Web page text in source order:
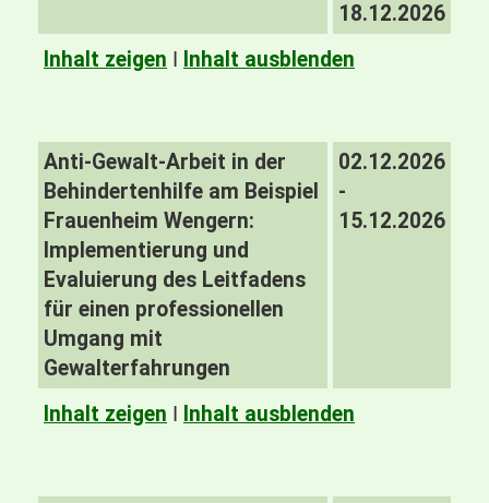
18.12.2026
Inhalt zeigen I Inhalt ausblenden
Anti-Gewalt-Arbeit in der
Behindertenhilfe am Beispiel
Frauenheim Wengern:
Implementierung und
Evaluierung des Leitfadens
für einen professionellen
Umgang mit
Gewalterfahrungen
02.12.2026
-
15.12.2026
Inhalt zeigen I Inhalt ausblenden